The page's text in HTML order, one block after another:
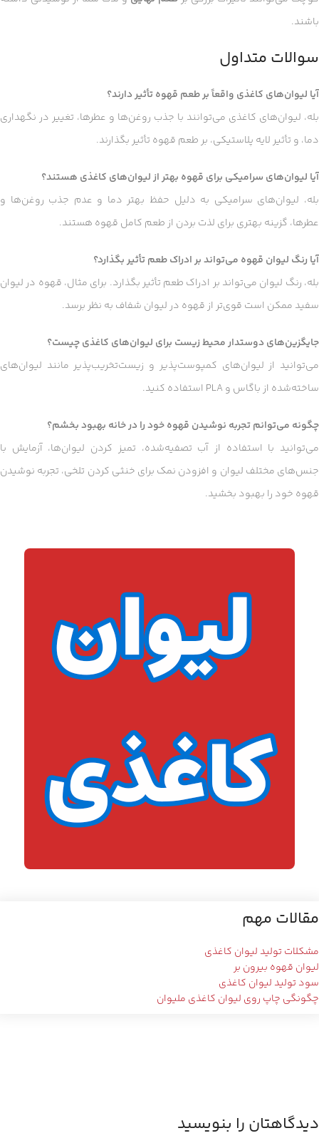
باشند.
سوالات متداول
آیا لیوان‌های کاغذی واقعاً بر طعم قهوه تأثیر دارند؟
بله، لیوان‌های کاغذی می‌توانند با جذب روغن‌ها و عطرها، تغییر در نگهداری
دما، و تأثیر لایه پلاستیکی، بر طعم قهوه تأثیر بگذارند.
آیا لیوان‌های سرامیکی برای قهوه بهتر از لیوان‌های کاغذی هستند؟
بله، لیوان‌های سرامیکی به دلیل حفظ بهتر دما و عدم جذب روغن‌ها و
عطرها، گزینه بهتری برای لذت بردن از طعم کامل قهوه هستند.
آیا رنگ لیوان قهوه می‌تواند بر ادراک طعم تأثیر بگذارد؟
بله، رنگ لیوان می‌تواند بر ادراک طعم تأثیر بگذارد. برای مثال، قهوه در لیوان
سفید ممکن است قوی‌تر از قهوه در لیوان شفاف به نظر برسد.
جایگزین‌های دوستدار محیط زیست برای لیوان‌های کاغذی چیست؟
می‌توانید از لیوان‌های کمپوست‌پذیر و زیست‌تخریب‌پذیر مانند لیوان‌های
ساخته‌شده از باگاس و PLA استفاده کنید.
چگونه می‌توانم تجربه نوشیدن قهوه خود را در خانه بهبود بخشم؟
می‌توانید با استفاده از آب تصفیه‌شده، تمیز کردن لیوان‌ها، آزمایش با
جنس‌های مختلف لیوان و افزودن نمک برای خنثی کردن تلخی، تجربه نوشیدن
قهوه خود را بهبود بخشید.
مقالات مهم
مشکلات تولید لیوان کاغذی
لیوان قهوه بیرون بر
سود تولید لیوان کاغذی
چگونگی چاپ روی لیوان کاغذی ملیوان
دیدگاهتان را بنویسید